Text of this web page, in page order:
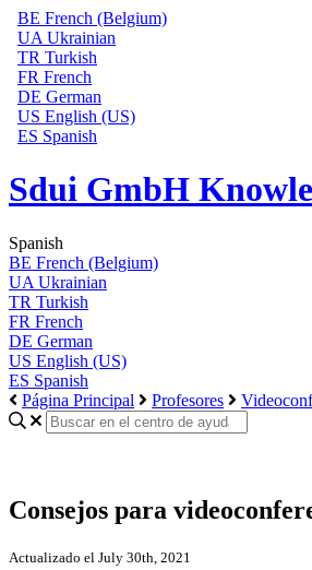
BE French (Belgium)
UA Ukrainian
TR Turkish
FR French
DE German
US English (US)
ES Spanish
Sdui GmbH
Spanish
BE French (Belgium)
UA Ukrainian
TR Turkish
FR French
DE German
US English (US)
ES Spanish
Página Principal
Profesores
Consejos para
Actualizado el July 30th, 2021